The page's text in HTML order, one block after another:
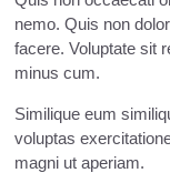
nemo. Quis non
facere. Voluptate sit
minus cum.
Similique eum
voluptas
magni ut aperiam.